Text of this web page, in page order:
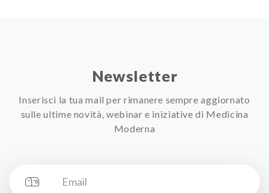
Newsletter
Inserisci la tua mail per rimanere sempre aggiornato
sulle ultime novità, webinar e iniziative di Medicina
Moderna